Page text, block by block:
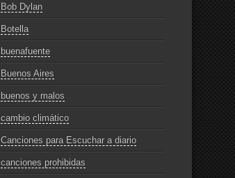
Bob Dylan
Botella
buenafuente
Buenos Aires
buenos y malos
cambio climático
Canciones para Escuchar a diario
canciones prohibidas